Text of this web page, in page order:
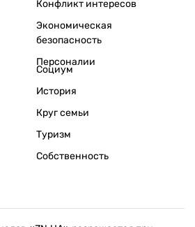
Конфликт интересов
Экономическая
безопасность
Персоналии
Социум
История
Круг семьи
Туризм
Собственность